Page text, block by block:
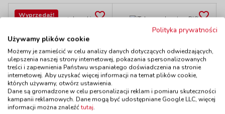
Wyprzedaż!
Papierowe talerzyki
- Buźka, 10 szt.
kod: WX82671
DostępnośćW magazynie
4 szt.
do 7 dni
W magazynie:4 szt.
8,90 zł z VAT
Do koszyka
Talerze okrągłe -
kod: WX41022
DostępnośćW magazynie
do 5 dni
35,90 zł z VAT
Polityka prywatności
Używamy plików cookie
Możemy je zamieścić w celu analizy danych dotyczących odwiedzających,
ulepszenia naszej strony internetowej, pokazania spersonalizowanych
treści i zapewnienia Państwu wspaniałego doświadczenia na stronie
internetowej. Aby uzyskać więcej informacji na temat plików cookie,
których używamy, otwórz ustawienia.
Dane są gromadzone w celu personalizacji reklam i pomiaru skuteczności
kampanii reklamowych. Dane mogą być udostępniane Google LLC, więcej
informacji można znaleźćtutaj.